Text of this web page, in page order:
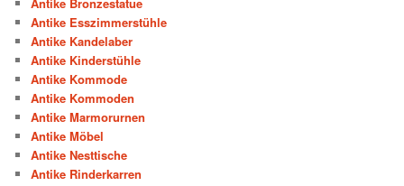
Antike Esszimmerstühle
Antike Kandelaber
Antike Kinderstühle
Antike Kommode
Antike Kommoden
Antike Marmorurnen
Antike Möbel
Antike Nesttische
Antike Rinderkarren